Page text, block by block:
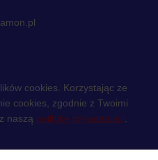
cookies. Korzystając ze
cookies, zgodnie z Twoimi
naszą politykę prywatności